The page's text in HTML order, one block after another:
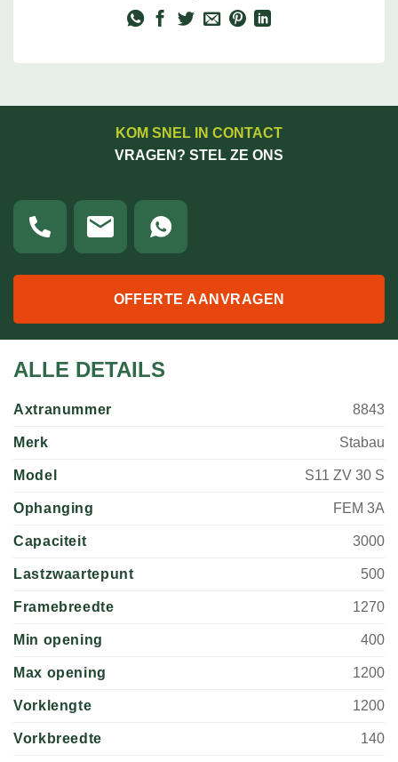
KOM SNEL IN CONTACT
VRAGEN? STEL ZE ONS
OFFERTE AANVRAGEN
ALLE DETAILS
Axtranummer 8843
Merk Stabau
Model S11 ZV 30 S
Ophanging FEM 3A
Capaciteit 3000
Lastzwaartepunt 500
Framebreedte 1270
Min opening 400
Max opening 1200
Vorklengte 1200
Vorkbreedte 140